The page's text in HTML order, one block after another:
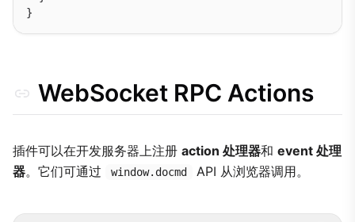
WebSocket RPC Actions
插件可以在开发服务器上注册 action 处理器和 event 处理
器。它们可通过 window.docmd API 从浏览器调用。